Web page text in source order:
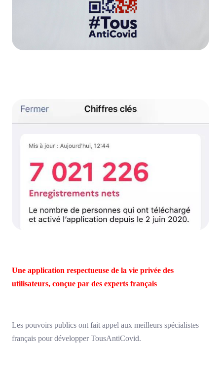
Une application respectueuse de la vie privée des
utilisateurs, conçue par des experts français
Les pouvoirs publics ont fait appel aux meilleurs spécialistes
français pour développer TousAntiCovid.